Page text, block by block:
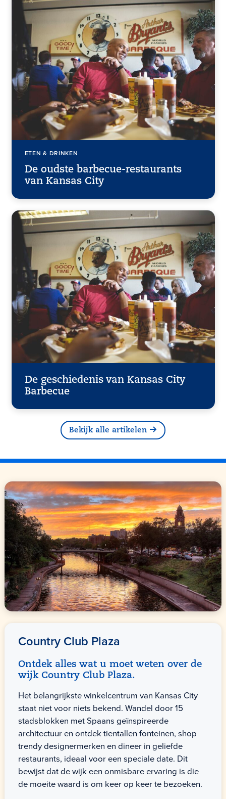
ETEN & DRINKEN
De oudste barbecue-restaurants
van Kansas City
De geschiedenis van Kansas City
Barbecue
Bekijk alle artikelen
Country Club Plaza
Ontdek alles wat u moet weten over de
wijk Country Club Plaza.
Het belangrijkste winkelcentrum van Kansas City
staat niet voor niets bekend. Wandel door 15
stadsblokken met Spaans geïnspireerde
architectuur en ontdek tientallen fonteinen, shop
trendy designermerken en dineer in geliefde
restaurants, ideaal voor een speciale date. Dit
bewijst dat de wijk een onmisbare ervaring is die
de moeite waard is om keer op keer te bezoeken.